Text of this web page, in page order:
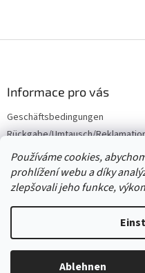
Používáme cookies,
prohlížení webu a díky
zlepšovali jeho funkce,
Ablehnen
l
Informace pro vás
Geschäftsbedingungen
Rückgabe/Umtausch/
Großhandel
Copyright 2026Červený